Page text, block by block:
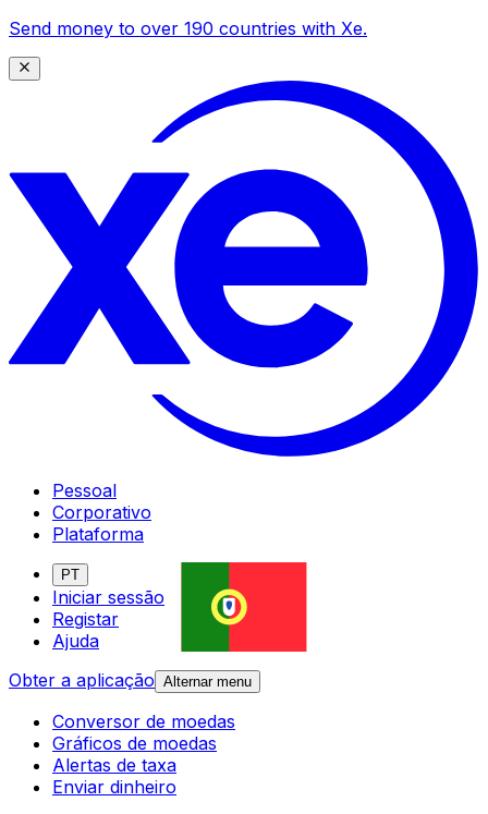
Send money to over 190 countries with Xe.
Pessoal
Corporativo
Plataforma
PT
Iniciar sessão
Registar
Ajuda
Obter a aplicação Alternar menu
Conversor de moedas
Gráficos de moedas
Alertas de taxa
Enviar dinheiro